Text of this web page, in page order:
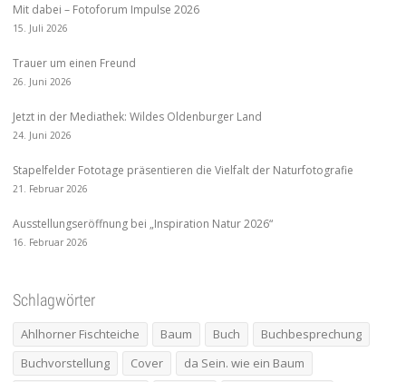
Mit dabei – Fotoforum Impulse 2026
15. Juli 2026
Trauer um einen Freund
26. Juni 2026
Jetzt in der Mediathek: Wildes Oldenburger Land
24. Juni 2026
Stapelfelder Fototage präsentieren die Vielfalt der Naturfotografie
21. Februar 2026
Ausstellungseröffnung bei „Inspiration Natur 2026“
16. Februar 2026
Schlagwörter
Ahlhorner Fischteiche Baum Buch
Buchbesprechung
Buchvorstellung
Cover
da Sein. wie ein Baum